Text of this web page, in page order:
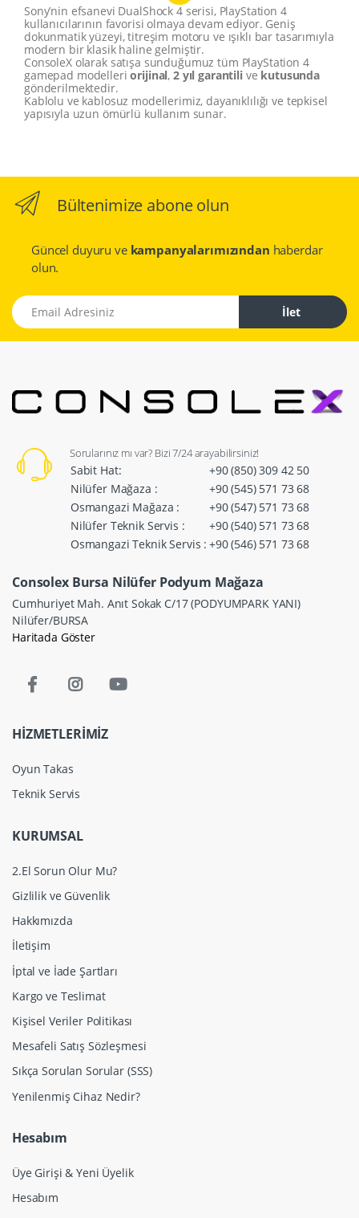
Sony’nin efsanevi DualShock 4 serisi, PlayStation 4
kullanıcılarının favorisi olmaya devam ediyor. Geniş
dokunmatik yüzeyi, titreşim motoru ve ışıklı bar tasarımıyla
modern bir klasik haline gelmiştir.
ConsoleX olarak satışa sunduğumuz tüm PlayStation 4
gamepad modelleriorijinal, 2 yıl garantilive kutusunda
gönderilmektedir.
Kablolu ve kablosuz modellerimiz, dayanıklılığı ve tepkisel
yapısıyla uzun ömürlü kullanım sunar.
Bültenimize abone olun
Güncel duyuru ve kampanyalarımızından haberdar
olun.
Email Adresiniz
İlet
Sorularınız mı var? Bizi 7/24 arayabilirsiniz!
Sabit Hat:
+90 (850) 309 42 50
Nilüfer Mağaza :
+90 (545) 571 73 68
Osmangazi Mağaza :
+90 (547) 571 73 68
Nilüfer Teknik Servis :
+90 (540) 571 73 68
Osmangazi Teknik Servis : +90 (546) 571 73 68
Consolex Bursa Nilüfer Podyum Mağaza
Cumhuriyet Mah. Anıt Sokak C/17 (PODYUMPARK YANI)
Nilüfer/BURSA
Haritada Göster
HİZMETLERİMİZ
Oyun Takas
Teknik Servis
KURUMSAL
2.El Sorun Olur Mu?
Gizlilik ve Güvenlik
Hakkımızda
İletişim
İptal ve İade Şartları
Kargo ve Teslimat
Kişisel Veriler Politikası
Mesafeli Satış Sözleşmesi
Sıkça Sorulan Sorular (SSS)
Yenilenmiş Cihaz Nedir?
Hesabım
Üye Girişi & Yeni Üyelik
Hesabım